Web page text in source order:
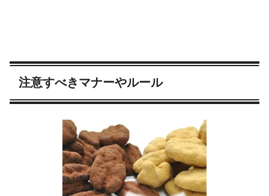
注意すべきマナーやルール